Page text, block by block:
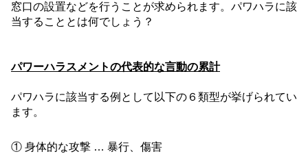
窓口の設置などを行うことが求められます。パワハラに該
当することとは何でしょう？
パワーハラスメントの代表的な言動の累計
パワハラに該当する例として以下の６類型が挙げられてい
ます。
① 身体的な攻撃 … 暴行、傷害